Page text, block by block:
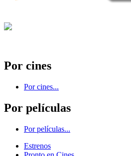
Por cines
Por cines...
Por películas
Por películas...
Estrenos